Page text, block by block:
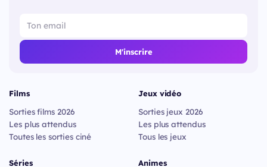
M'inscrire
Films
Sorties films 2026
Les plus attendus
Toutes les sorties ciné
Séries
Jeux vidéo
Sorties jeux 2026
Les plus attendus
Tous les jeux
Animes